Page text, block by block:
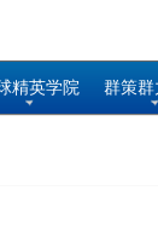
精英学院 群策